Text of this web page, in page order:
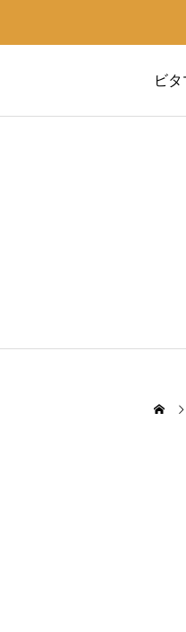
ビ